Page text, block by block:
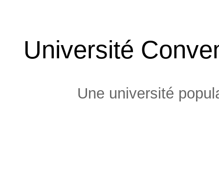
Université
Une université